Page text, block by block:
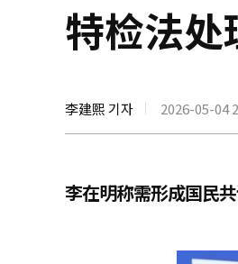
特检法
李建熙 기자 2026-05-04
李在明称需形成国民